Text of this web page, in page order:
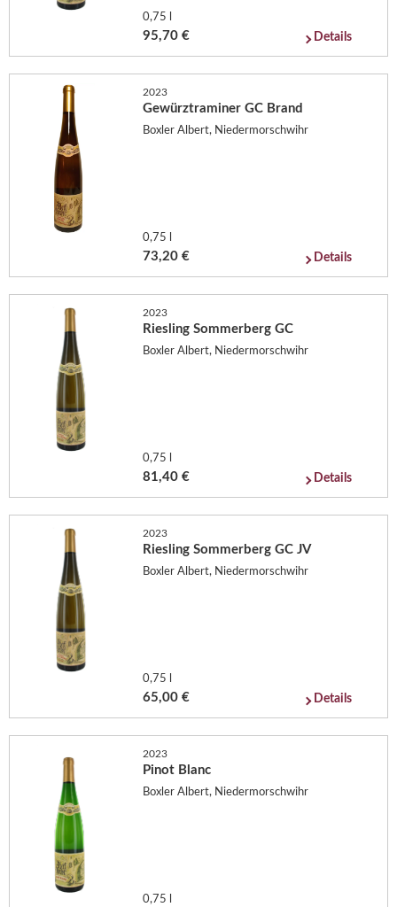
0,75 l
95,70 € Details
2023
Gewürztraminer GC Brand
Boxler Albert, Niedermorschwihr
0,75 l
73,20 € Details
2023
Riesling Sommerberg GC
Boxler Albert, Niedermorschwihr
0,75 l
81,40 € Details
2023
Riesling Sommerberg GC JV
Boxler Albert, Niedermorschwihr
0,75 l
65,00 € Details
2023
Pinot Blanc
Boxler Albert, Niedermorschwihr
0,75 l